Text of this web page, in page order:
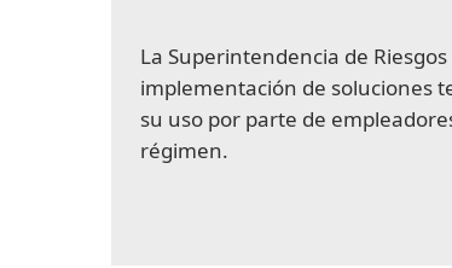
La Superintendencia de
implementación de soluciones
su uso por parte de
régimen.